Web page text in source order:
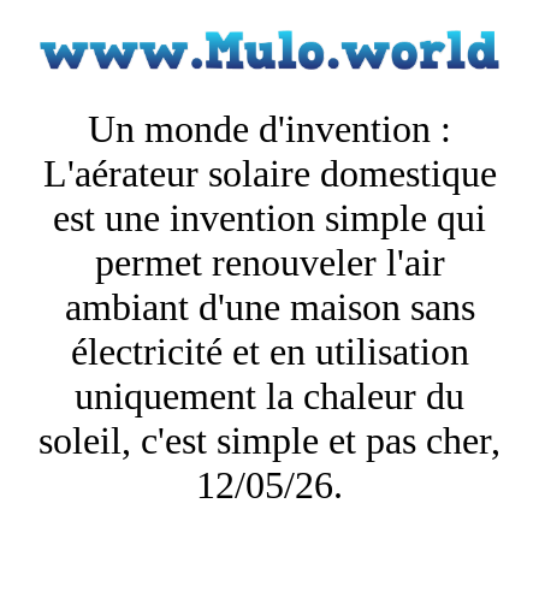
Un monde d'invention :
L'aérateur solaire domestique
est une invention simple qui
permet renouveler l'air
ambiant d'une maison sans
électricité et en utilisation
uniquement la chaleur du
soleil, c'est simple et pas cher,
12/05/26.